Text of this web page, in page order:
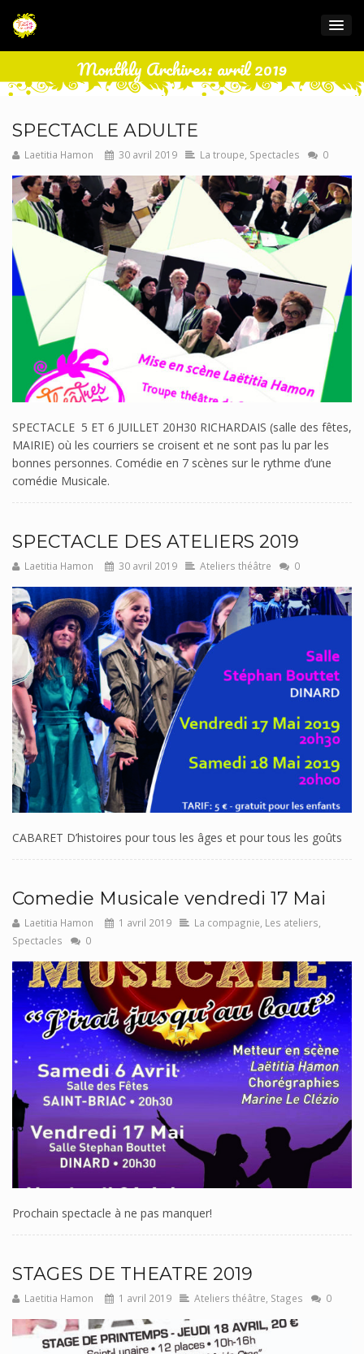
Monthly Archives: avril 2019
SPECTACLE ADULTE
Laetitia Hamon 30 avril 2019 La troupe Spectacles 0
SPECTACLE 5 ET 6 JUILLET 20H30 RICHARDAIS (salle des fêtes,
MAIRIE) où les courriers se croisent et ne sont pas lu par les
bonnes personnes. Comédie en 7 scènes sur le rythme d’une
comédie Musicale.
SPECTACLE DES ATELIERS 2019
Laetitia Hamon 30 avril 2019 Ateliers théâtre 0
CABARET D’histoires pour tous les âges et pour tous les goûts
Comedie Musicale vendredi 17 Mai
Laetitia Hamon 1 avril 2019 La compagnie, Les ateliers,
Spectacles
0
Prochain spectacle à ne pas manquer!
STAGES DE THEATRE 2019
Laetitia Hamon 1 avril 2019 Ateliers théâtre Stages 0